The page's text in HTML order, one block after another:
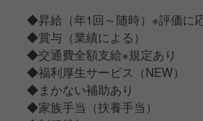
◆昇給（年1回～随時）※評価に
◆賞与（業績による）
◆交通費全額支給※規定あり
◆福利厚生サービス（NEW）
◆まかない補助あり
◆家族手当（扶養手当）